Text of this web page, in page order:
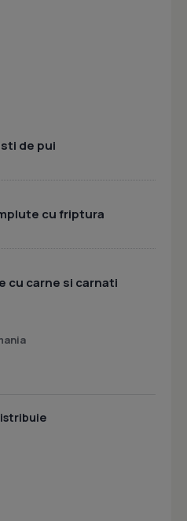
de pui
cu friptura
cu carne si carnati